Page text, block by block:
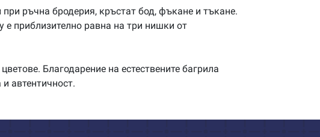
ръчна бродерия, кръстат бод, фъкане и тъкане.
приблизително равна на три нишки от
Благодарение на естествените багрила
автентичност.